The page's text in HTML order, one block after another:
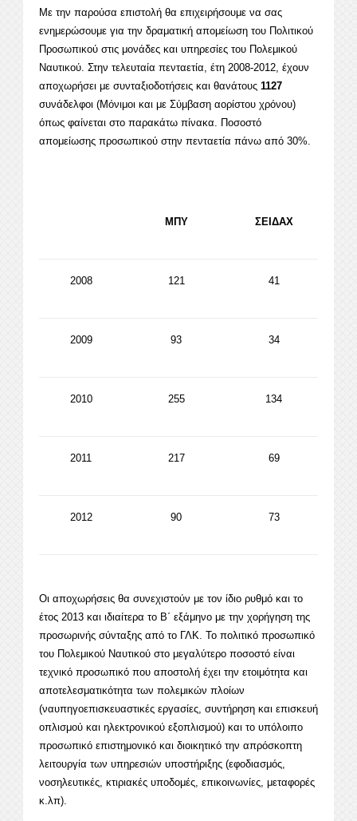
Με την παρούσα επιστολή θα επιχειρήσουμε να σας
ενημερώσουμε για την δραματική απομείωση του Πολιτικού
Προσωπικού στις μονάδες και υπηρεσίες του Πολεμικού
Ναυτικού. Στην τελευταία πενταετία, έτη 2008-2012, έχουν
αποχωρήσει με συνταξιοδοτήσεις και θανάτους 1127
συνάδελφοι (Μόνιμοι και με Σύμβαση αορίστου χρόνου)
όπως φαίνεται στο παρακάτω πίνακα. Ποσοστό
απομείωσης προσωπικού στην πενταετία πάνω από 30%.
ΜΠΥ ΣΕΙΔΑΧ
2008 121 41
2009 93 34
2010 255 134
2011 217 69
2012 90 73
Οι αποχωρήσεις θα συνεχιστούν με τον ίδιο ρυθμό και το
έτος 2013 και ιδιαίτερα το Β΄ εξάμηνο με την χορήγηση της
προσωρινής σύνταξης από το ΓΛΚ. Το πολιτικό προσωπικό
του Πολεμικού Ναυτικού στο μεγαλύτερο ποσοστό είναι
τεχνικό προσωπικό που αποστολή έχει την ετοιμότητα και
αποτελεσματικότητα των πολεμικών πλοίων
(ναυπηγοεπισκευαστικές εργασίες, συντήρηση και επισκευή
οπλισμού και ηλεκτρονικού εξοπλισμού) και το υπόλοιπο
προσωπικό επιστημονικό και διοικητικό την απρόσκοπτη
λειτουργία των υπηρεσιών υποστήριξης (εφοδιασμός,
νοσηλευτικές, κτιριακές υποδομές, επικοινωνίες, μεταφορές
κ.λπ).